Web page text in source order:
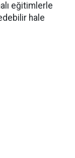
eğitimlerle
hale